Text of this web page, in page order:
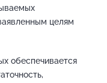
целям
обеспечивается